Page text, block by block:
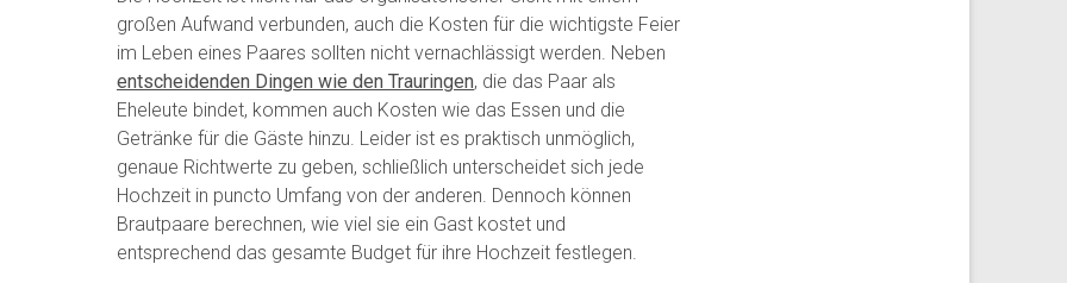
großen Aufwand verbunden, auch die Kosten für die wichtigste Feier
im Leben eines Paares sollten nicht vernachlässigt werden. Neben
entscheidenden Dingen wie den Trauringen, die das Paar als
Eheleute bindet, kommen auch Kosten wie das Essen und die
Getränke für die Gäste hinzu. Leider ist es praktisch unmöglich,
genaue Richtwerte zu geben, schließlich unterscheidet sich jede
Hochzeit in puncto Umfang von der anderen. Dennoch können
Brautpaare berechnen, wie viel sie ein Gast kostet und
entsprechend das gesamte Budget für ihre Hochzeit festlegen.